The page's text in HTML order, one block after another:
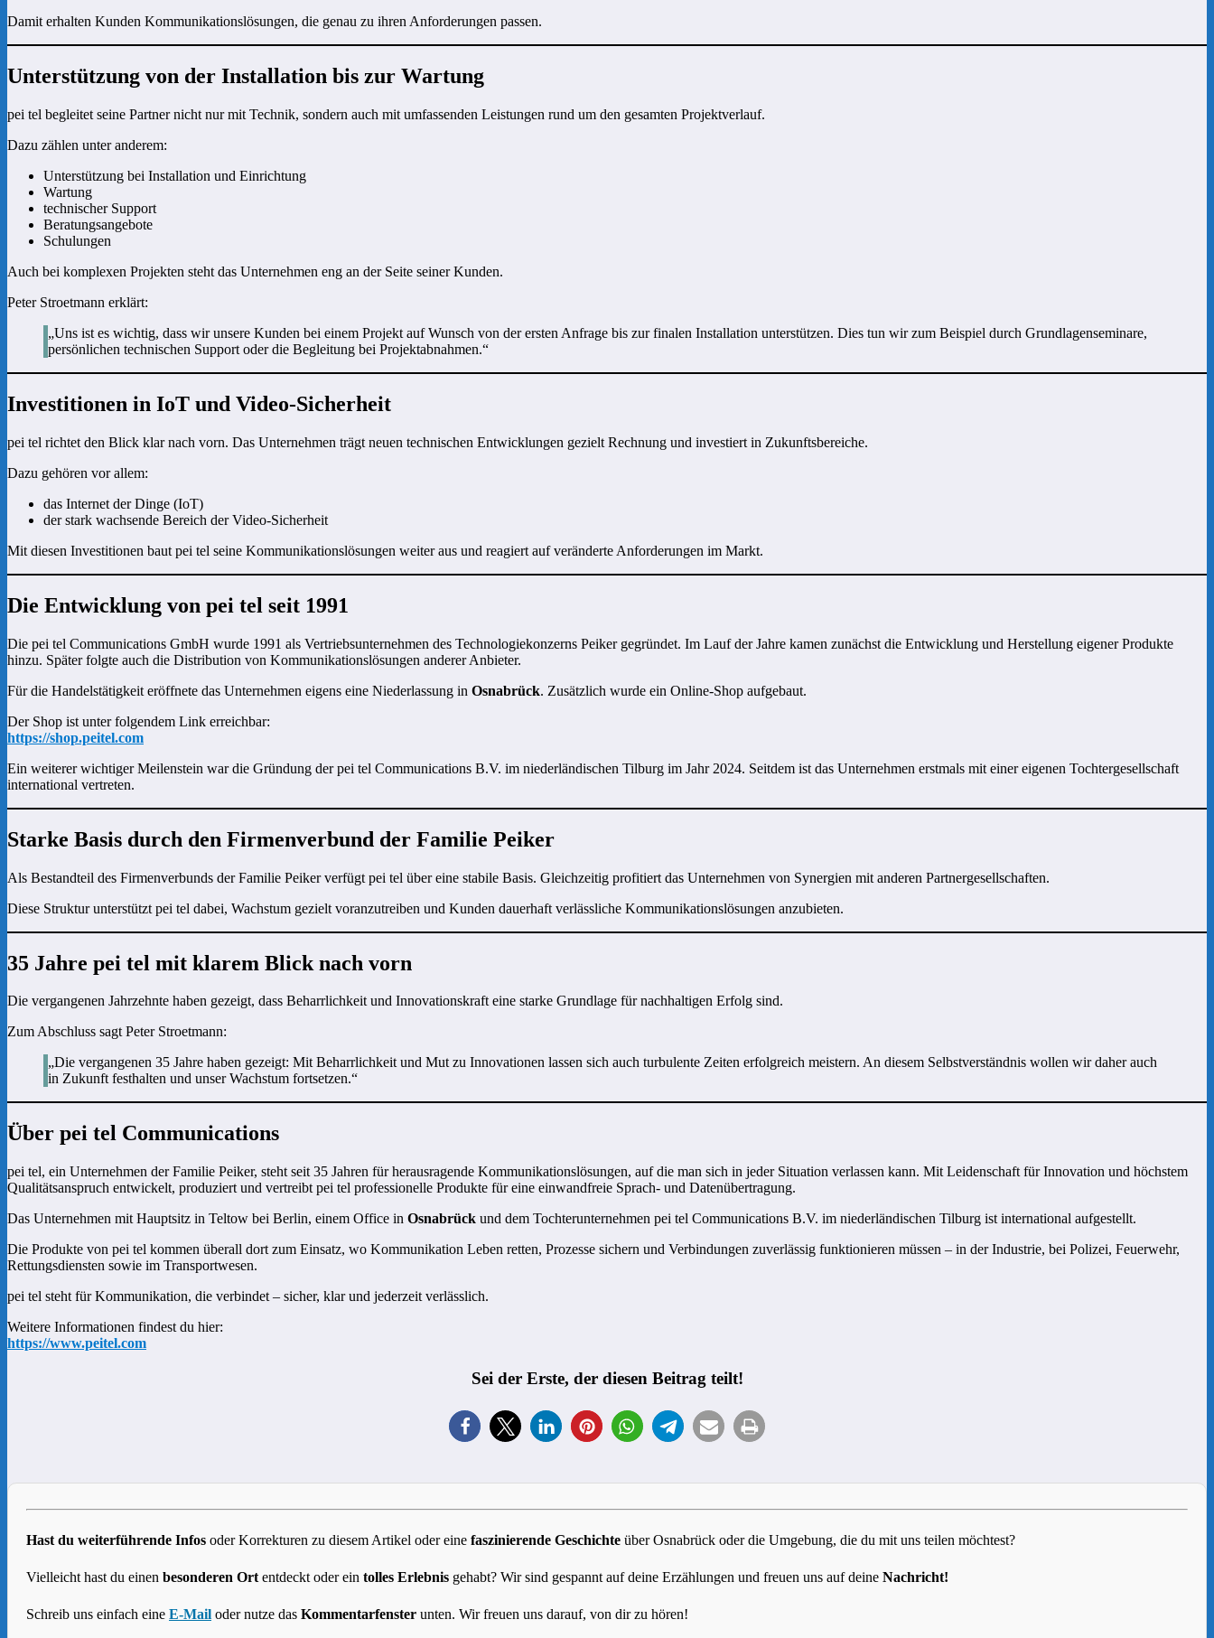
Damit erhalten Kunden Kommunikationslösungen, die genau zu ihren Anforderungen passen.
Unterstützung von der Installation bis zur Wartung
pei tel begleitet seine Partner nicht nur mit Technik, sondern auch mit umfassenden Leistungen rund um den gesamten Projektverlauf.
Dazu zählen unter anderem:
Unterstützung bei Installation und Einrichtung
Wartung
technischer Support
Beratungsangebote
Schulungen
Auch bei komplexen Projekten steht das Unternehmen eng an der Seite seiner Kunden.
Peter Stroetmann erklärt:
„Uns ist es wichtig, dass wir unsere Kunden bei einem Projekt auf Wunsch von der ersten Anfrage bis zur finalen Installation unterstützen. Dies tun wir zum Beispiel durch Grundlagenseminare,
persönlichen technischen Support oder die Begleitung bei Projektabnahmen.“
Investitionen in IoT und Video-Sicherheit
pei tel richtet den Blick klar nach vorn. Das Unternehmen trägt neuen technischen Entwicklungen gezielt Rechnung und investiert in Zukunftsbereiche.
Dazu gehören vor allem:
das Internet der Dinge (IoT)
der stark wachsende Bereich der Video-Sicherheit
Mit diesen Investitionen baut pei tel seine Kommunikationslösungen weiter aus und reagiert auf veränderte Anforderungen im Markt.
Die Entwicklung von pei tel seit 1991
Die pei tel Communications GmbH wurde 1991 als Vertriebsunternehmen des Technologiekonzerns Peiker gegründet. Im Lauf der Jahre kamen zunächst die Entwicklung und Herstellung eigener Produkte
hinzu. Später folgte auch die Distribution von Kommunikationslösungen anderer Anbieter.
Für die Handelstätigkeit eröffnete das Unternehmen eigens eine Niederlassung in Osnabrück. Zusätzlich wurde ein Online-Shop aufgebaut.
Der Shop ist unter folgendem Link erreichbar:
https://shop.peitel.com
Ein weiterer wichtiger Meilenstein war die Gründung der pei tel Communications B.V. im niederländischen Tilburg im Jahr 2024. Seitdem ist das Unternehmen erstmals mit einer eigenen Tochtergesellschaft
international vertreten.
Starke Basis durch den Firmenverbund der Familie Peiker
Als Bestandteil des Firmenverbunds der Familie Peiker verfügt pei tel über eine stabile Basis. Gleichzeitig profitiert das Unternehmen von Synergien mit anderen Partnergesellschaften.
Diese Struktur unterstützt pei tel dabei, Wachstum gezielt voranzutreiben und Kunden dauerhaft verlässliche Kommunikationslösungen anzubieten.
35 Jahre pei tel mit klarem Blick nach vorn
Die vergangenen Jahrzehnte haben gezeigt, dass Beharrlichkeit und Innovationskraft eine starke Grundlage für nachhaltigen Erfolg sind.
Zum Abschluss sagt Peter Stroetmann:
„Die vergangenen 35 Jahre haben gezeigt: Mit Beharrlichkeit und Mut zu Innovationen lassen sich auch turbulente Zeiten erfolgreich meistern. An diesem Selbstverständnis wollen wir daher auch
in Zukunft festhalten und unser Wachstum fortsetzen.“
Über pei tel Communications
pei tel, ein Unternehmen der Familie Peiker, steht seit 35 Jahren für herausragende Kommunikationslösungen, auf die man sich in jeder Situation verlassen kann. Mit Leidenschaft für Innovation und höchstem
Qualitätsanspruch entwickelt, produziert und vertreibt pei tel professionelle Produkte für eine einwandfreie Sprach- und Datenübertragung.
Das Unternehmen mit Hauptsitz in Teltow bei Berlin, einem Office in Osnabrück und dem Tochterunternehmen pei tel Communications B.V. im niederländischen Tilburg ist international aufgestellt.
Die Produkte von pei tel kommen überall dort zum Einsatz, wo Kommunikation Leben retten, Prozesse sichern und Verbindungen zuverlässig funktionieren müssen – in der Industrie, bei Polizei, Feuerwehr,
Rettungsdiensten sowie im Transportwesen.
pei tel steht für Kommunikation, die verbindet – sicher, klar und jederzeit verlässlich.
Weitere Informationen findest du hier:
https://www.peitel.com
Sei der Erste, der diesen Beitrag teilt!
Hast du weiterführende Infos oder Korrekturen zu diesem Artikel oder eine faszinierende Geschichte über Osnabrück oder die Umgebung, die du mit uns teilen möchtest?
Vielleicht hast du einen besonderen Ort entdeckt oder ein tolles Erlebnis gehabt? Wir sind gespannt auf deine Erzählungen und freuen uns auf deine Nachricht!
Schreib uns einfach eine E-Mail oder nutze das Kommentarfenster unten. Wir freuen uns darauf, von dir zu hören!